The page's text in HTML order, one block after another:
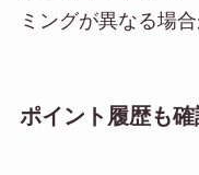
ミングが異なる場合
ポイント履歴も確